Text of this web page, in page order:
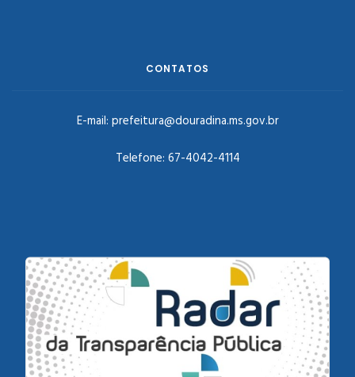
CONTATOS
E-mail: prefeitura@douradina.ms.gov.br
Telefone: 67-4042-4114